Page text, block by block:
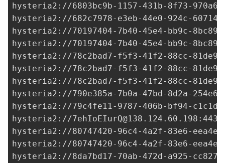
hysteria2://6803bc9b-1157-431b-8f73-
hysteria2://682c7978-e3eb-44e0-924c-
hysteria2://70197404-7b40-45e4-bb9c-
hysteria2://70197404-7b40-45e4-bb9c-
hysteria2://78c2bad7-f5f3-41f2-88cc-
hysteria2://78c2bad7-f5f3-41f2-88cc-
hysteria2://78c2bad7-f5f3-41f2-88cc-
hysteria2://790e385a-7b0a-47bd-8d2a-
hysteria2://79c4fe11-9787-406b-bf94-
hysteria2://7ehIoEIurQ@138.124.60.198
hysteria2://80747420-96c4-4a2f-83e6-
hysteria2://80747420-96c4-4a2f-83e6-
hysteria2://8da7bd17-70ab-472d-a925-